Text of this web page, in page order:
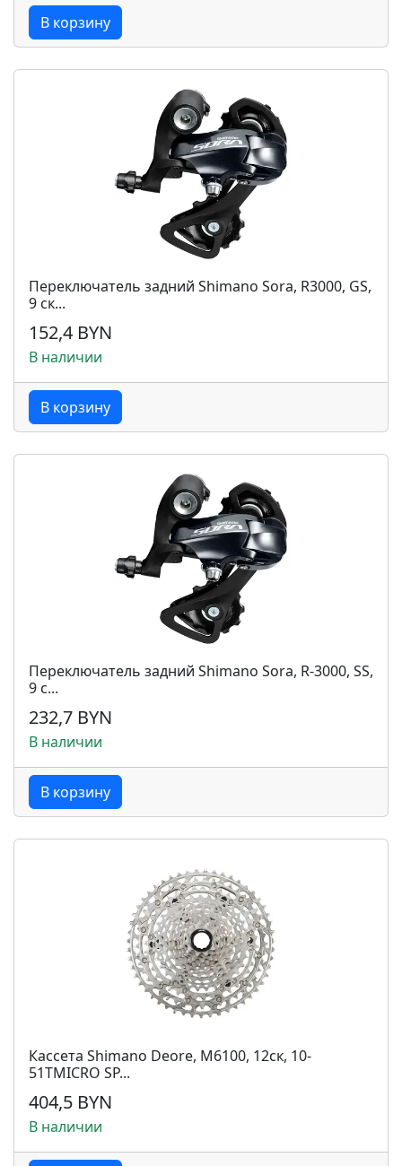
В корзину
Переключатель задний Shimano Sora, R3000, GS,
9 ск...
152,4 BYN
В наличии
В корзину
Переключатель задний Shimano Sora, R-3000, SS,
9 с...
232,7 BYN
В наличии
В корзину
Кассета Shimano Deore, M6100, 12ск, 10-
51TMICRO SP...
404,5 BYN
В наличии